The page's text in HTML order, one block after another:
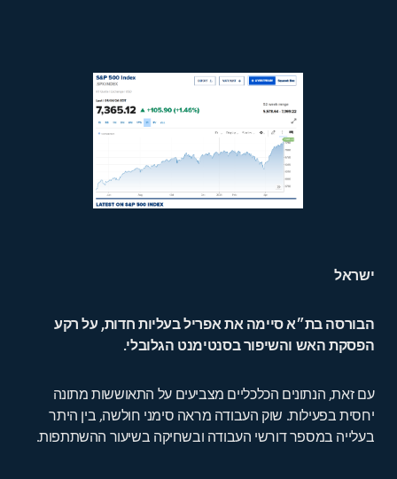
ישראל
הבורסה בת״א סיימה את אפריל בעליות חדות, על רקע
הפסקת האש והשיפור בסנטימנט הגלובלי.
עם זאת, הנתונים הכלכליים מצביעים על התאוששות מתונה
יחסית בפעילות. שוק העבודה מראה סימני חולשה, בין היתר
בעלייה במספר דורשי העבודה ובשחיקה בשיעור ההשתתפות.